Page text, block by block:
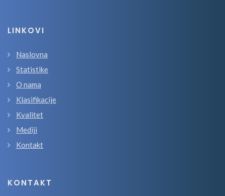
LINKOVI
Naslovna
Statistike
O nama
Klasifikacije
Kvalitet
Mediji
Kontakt
KONTAKT